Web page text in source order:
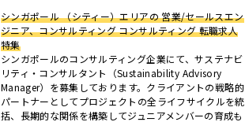
シンガポール （シティー）エリアの 営業/セールスエン
ジニア、コンサルティング コンサルティング 転職求人
特集
シンガポールのコンサルティング企業にて、サステナビ
リティ・コンサルタント（Sustainability Advisory
Manager）を募集しております。クライアントの戦略的
パートナーとしてプロジェクトの全ライフサイクルを統
括、長期的な関係を構築してジュニアメンバーの育成も